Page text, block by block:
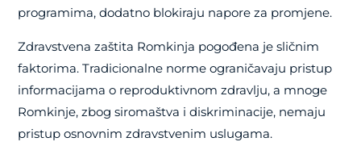
programima, dodatno blokiraju napore za promjene.
Zdravstvena zaštita Romkinja pogođena je sličnim
faktorima. Tradicionalne norme ograničavaju pristup
informacijama o reproduktivnom zdravlju, a mnoge
Romkinje, zbog siromaštva i diskriminacije, nemaju
pristup osnovnim zdravstvenim uslugama.